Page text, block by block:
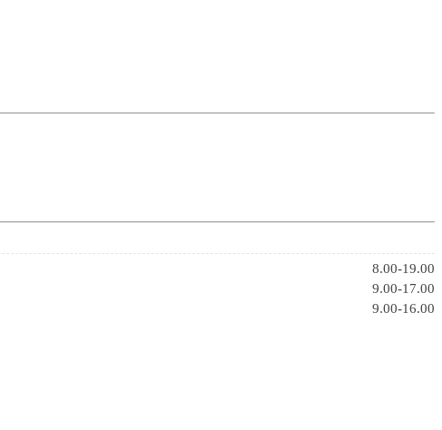
8.00-19.00
9.00-17.00
9.00-16.00